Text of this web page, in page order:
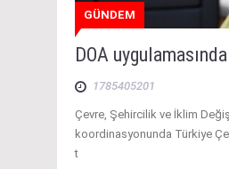
GÜNDEM
DOA
1785405201
Çevre, Şehircilik ve İklim
koordinasyonunda Türkiye
t